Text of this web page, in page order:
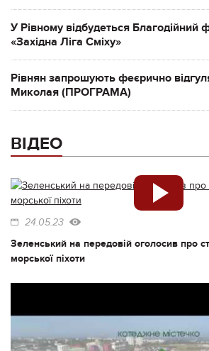
У Рівному відбудеться Благодійний
«Західна Ліга Сміху»
Рівнян запрошують феєрично
Миколая (ПРОГРАМА)
ВІДЕО
24.05.23
Зеленський на передовій оголосив про
морської піхоти